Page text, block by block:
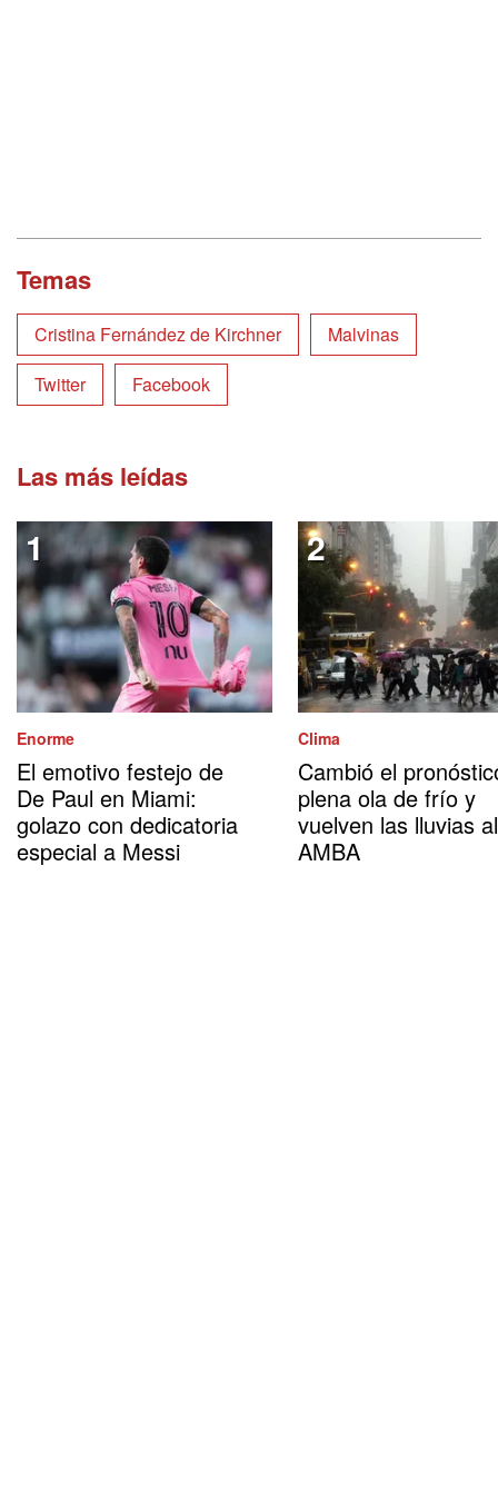
Temas
Cristina Fernández de Kirchner
Malvinas
Twitter
Facebook
Las más leídas
Enorme
El emotivo festejo de
De Paul en Miami:
golazo con dedicatoria
especial a Messi
Clima
Cambió el
plena ola de frío y
vuelven las lluvias al
AMBA